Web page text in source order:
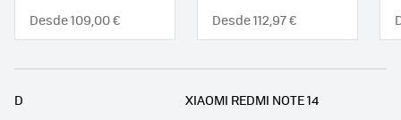
Desde 109,00 € Desde 112,97 €
D
XIAOMI REDMI NOTE 14